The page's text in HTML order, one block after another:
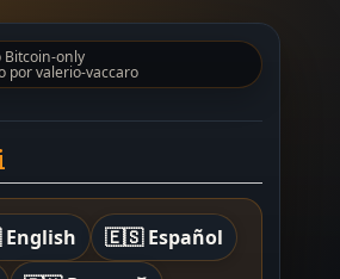
Bitcoin-only
por valerio-vaccaro
🇪🇸 Español